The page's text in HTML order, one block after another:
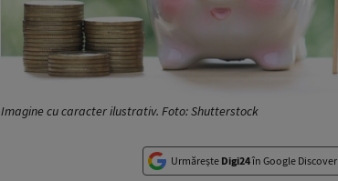
Imagine cu caracter ilustrativ. Foto: Shutterstock
Urmărește Digi24în Google Discover